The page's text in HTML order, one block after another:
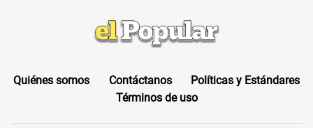
Quiénes somos Contáctanos
Políticas y Estándares
Términos de uso